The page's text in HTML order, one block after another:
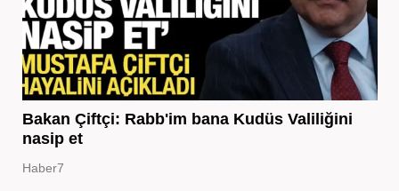
Bakan Çiftçi: Rabb'im bana Kudüs Valiliğini
nasip et
Haber7